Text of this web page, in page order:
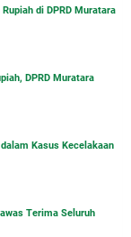
di DPRD Muratara
DPRD Muratara
Kasus Kecelakaan
Terima Seluruh